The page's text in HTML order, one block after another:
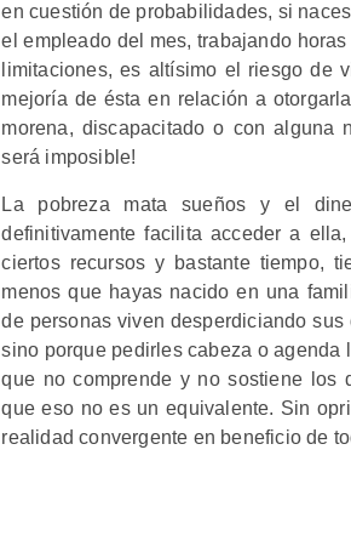
en cuestión de probabilidades, si
el empleado del mes, trabajando
limitaciones, es altísimo el riesgo de
mejoría de ésta en relación a
morena, discapacitado o con alguna
será imposible!
La pobreza mata sueños y el
definitivamente facilita acceder a
ciertos recursos y bastante tiempo,
menos que hayas nacido en una
de personas viven desperdiciando
sino porque pedirles cabeza o agenda
que no comprende y no sostiene los
que eso no es un equivalente. Sin
realidad convergente en beneficio de